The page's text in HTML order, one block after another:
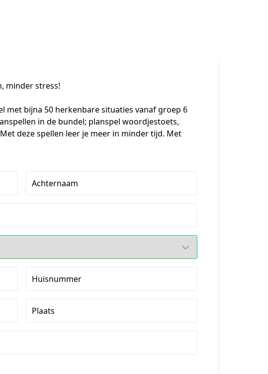
minder stress!
met bijna 50 herkenbare situaties vanaf groep 6
in de bundel; planspel woordjestoets,
deze spellen leer je meer in minder tijd. Met
Achternaam
Huisnummer
Plaats